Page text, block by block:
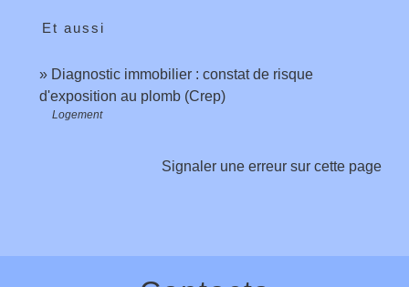
Et aussi
Diagnostic immobilier : constat de risque
d'exposition au plomb (Crep)
Logement
Signaler une erreur sur cette page